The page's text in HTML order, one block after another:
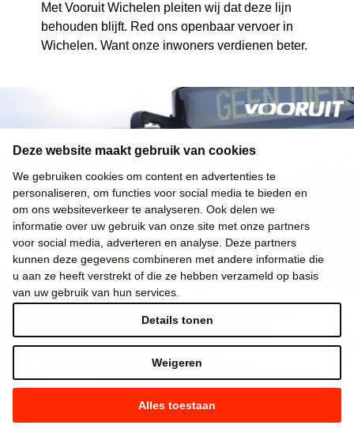
Deze website maakt gebruik van cookies
We gebruiken cookies om content en advertenties te
personaliseren, om functies voor social media te bieden en
om ons websiteverkeer te analyseren. Ook delen we
informatie over uw gebruik van onze site met onze partners
voor social media, adverteren en analyse. Deze partners
kunnen deze gegevens combineren met andere informatie die
u aan ze heeft verstrekt of die ze hebben verzameld op basis
van uw gebruik van hun services.
Alles toestaan
Weigeren
Details tonen
Met Vooruit Wichelen pleiten wij dat deze lijn
behouden blijft. Red ons openbaar vervoer in
Wichelen. Want onze inwoners verdienen beter.
Privacyverklaring—Gebruiksvoorwaarden